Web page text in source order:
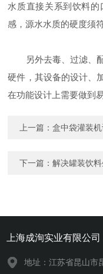
水质直接关系到饮料
感，源水水质的硬度须
另外去毒、过滤、配
硬件，其设备的设计、
在功能设计上需要做到
上一篇：盒中袋灌装
下一篇：解决罐装饮
上海成洵实业有限公司
地址：江苏省昆山市